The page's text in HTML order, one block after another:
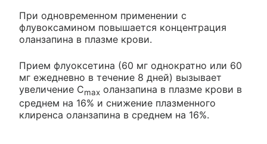
При одновременном применении с
флувоксамином повышается концентрация
оланзапина в плазме крови.
Прием флуоксетина (60 мг однократно или 60
мг ежедневно в течение 8 дней) вызывает
увеличение Cmax оланзапина в плазме крови в
среднем на 16% и снижение плазменного
клиренса оланзапина в среднем на 16%.